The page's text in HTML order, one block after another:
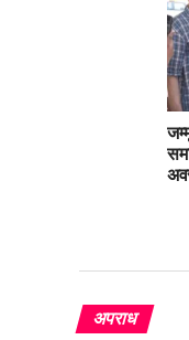
अपराध